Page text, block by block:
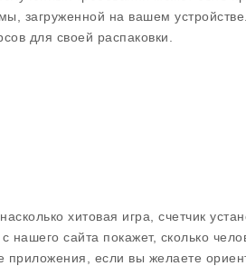
загруженной на вашем
для своей распаковки.
хитовая игра, счетчик
нашего сайта покажет, сколько
если вы желаете